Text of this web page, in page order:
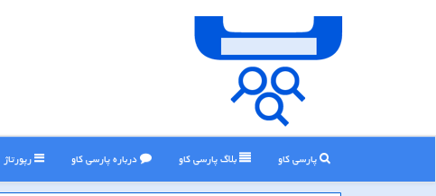
پارسی کاو بلاگ پارسی كاو درباره پارسی كاو رپورتاژ